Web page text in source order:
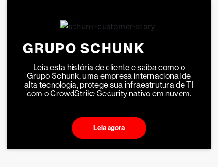
GRUPO SCHUNK
Leia esta história de cliente e saiba como o
Grupo Schunk, uma empresa internacional de
alta tecnologia, protege sua infraestrutura de TI
com o CrowdStrike Security nativo em nuvem.
Leia agora